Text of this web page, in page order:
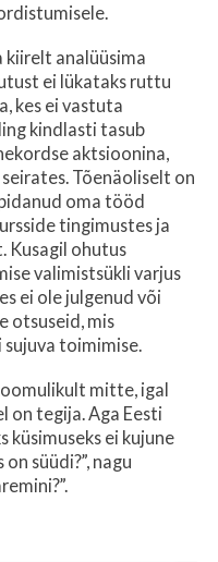
analüüsima
ei lükataks ruttu
kes ei vastuta
kindlasti tasub
aktsioonina,
Tõenäoliselt on
oma tööd
tingimustes ja
Kusagil ohutus
valimistsükli varjus
ei ole julgenud või
otsuseid, mis
toimimise.
mitte, igal
on tegija. Aga Eesti
küsimuseks ei kujune
süüdi?”, nagu